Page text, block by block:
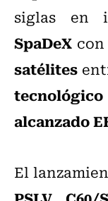
siglas en
SpaDeX
satélites
alcanzado
El